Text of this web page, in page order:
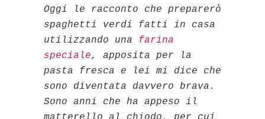
Oggi le racconto che preparerò
spaghetti verdi fatti in casa
utilizzando una farina
speciale, apposita per la
pasta fresca e lei mi dice che
sono diventata davvero brava.
Sono anni che ha appeso il